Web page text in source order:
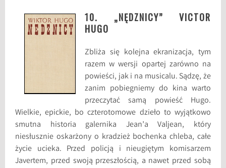
10. „NĘDZNICY” VICTOR
HUGO
Zbliża się kolejna ekranizacja, tym
razem w wersji opartej zarówno na
powieści, jak i na musicalu. Sądzę, że
zanim pobiegniemy do kina warto
przeczytać samą powieść Hugo.
Wielkie, epickie, bo czterotomowe dzieło to wyjątkowo
smutna historia galernika Jean’a Valjean, który
niesłusznie oskarżony o kradzież bochenka chleba, całe
życie ucieka. Przed policją i nieugiętym komisarzem
Javertem, przed swoją przeszłością, a nawet przed sobą